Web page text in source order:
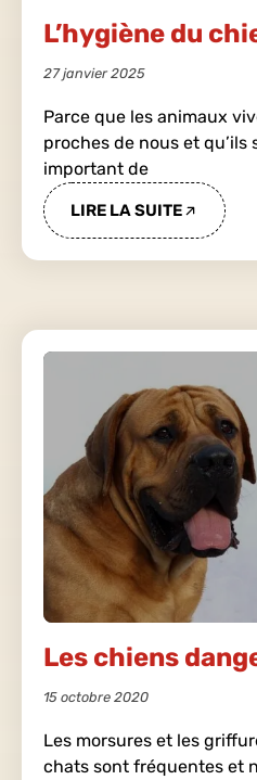
L’hygiène du
27 janvier 2025
Parce que les animaux
proches de nous et
important de
LIRE LA SUITE
Les chiens
15 octobre 2020
Les morsures et les
chats sont fréquentes et